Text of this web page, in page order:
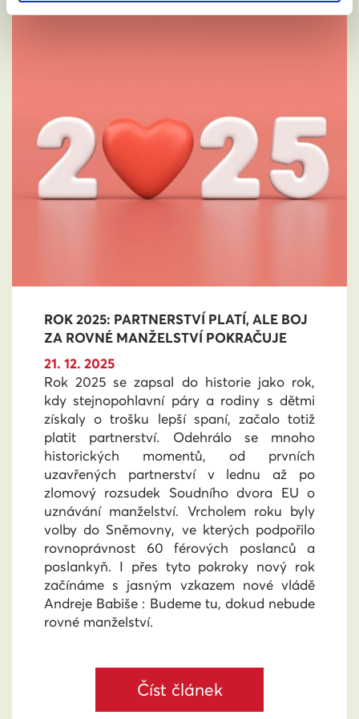
ROK 2025: PARTNERSTVÍ PLATÍ, ALE BOJ
ZA ROVNÉ MANŽELSTVÍ POKRAČUJE
21. 12. 2025
Rok 2025 se zapsal do historie jako rok,
kdy stejnopohlavní páry a rodiny s dětmi
získaly o trošku lepší spaní, začalo totiž
platit partnerství. Odehrálo se mnoho
historických momentů, od prvních
uzavřených partnerství v lednu až po
zlomový rozsudek Soudního dvora EU o
uznávání manželství. Vrcholem roku byly
volby do Sněmovny, ve kterých podpořilo
rovnoprávnost 60 férových poslanců a
poslankyň. I přes tyto pokroky nový rok
začínáme s jasným vzkazem nové vládě
Andreje Babiše : Budeme tu, dokud nebude
rovné manželství.
Číst článek